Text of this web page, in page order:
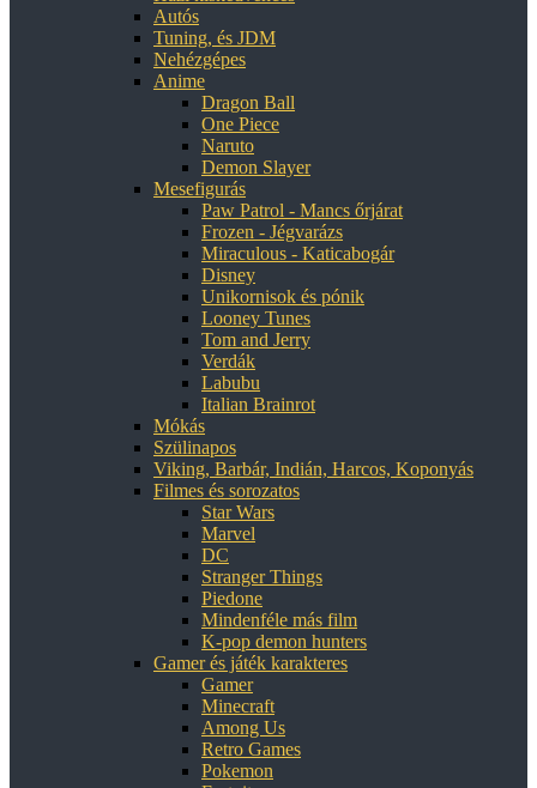
Autós
Tuning, és JDM
Nehézgépes
Anime
Dragon Ball
One Piece
Naruto
Demon Slayer
Mesefigurás
Paw Patrol - Mancs őrjárat
Frozen - Jégvarázs
Miraculous - Katicabogár
Disney
Unikornisok és pónik
Looney Tunes
Tom and Jerry
Verdák
Labubu
Italian Brainrot
Mókás
Szülinapos
Viking, Barbár, Indián, Harcos, Koponyás
Filmes és sorozatos
Star Wars
Marvel
DC
Stranger Things
Piedone
Mindenféle más film
K-pop demon hunters
Gamer és játék karakteres
Gamer
Minecraft
Among Us
Retro Games
Pokemon